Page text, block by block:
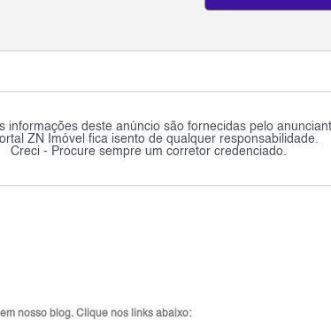
informações deste anúncio são fornecidas pelo
ZN Imóvel fica isento de qualquer responsabilidade.
Creci - Procure sempre um corretor credenciado.
nosso blog. Clique nos links abaixo: